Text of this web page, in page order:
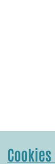
Cookies